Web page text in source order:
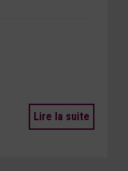
Lire la suite